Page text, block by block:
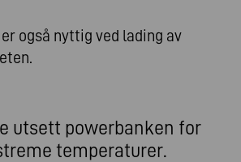
også nyttig ved lading av
utsett powerbanken for
temperaturer.